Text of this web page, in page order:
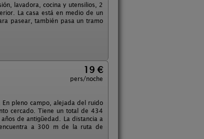
lavadora, cocina y utensilios, 2
La casa está en medio de un
pasear, también pasa un tramo
19 €
pers/noche
pleno campo, alejada del ruido
cercado. Tiene un total de 434
de antigüedad. La distancia a
a 300 m de la ruta de